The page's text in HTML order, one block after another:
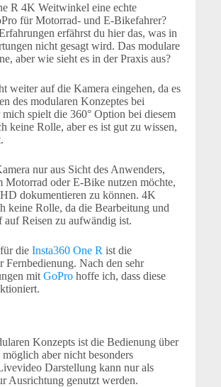
R 4K Weitwinkel eine echte
für Motorrad- und E-Bikefahrer?
erfährst du hier das, was in
nicht gesagt wird. Das modulare
aber wie sieht es in der Praxis aus?
weiter auf die Kamera eingehen, da es
des modularen Konzeptes bei
spielt die 360° Option bei diesem
keine Rolle, aber es ist gut zu wissen,
nur aus Sicht des Anwenders,
Motorrad oder E-Bike nutzen möchte,
dokumentieren zu können. 4K
keine Rolle, da die Bearbeitung und
auf Reisen zu aufwändig ist.
die Insta360 One R ist die
Fernbedienung. Nach den sehr
mit GoPro hoffe ich, dass diese
Konzepts ist die Bedienung über
aber nicht besonders
Darstellung kann nur als
Ausrichtung genutzt werden.